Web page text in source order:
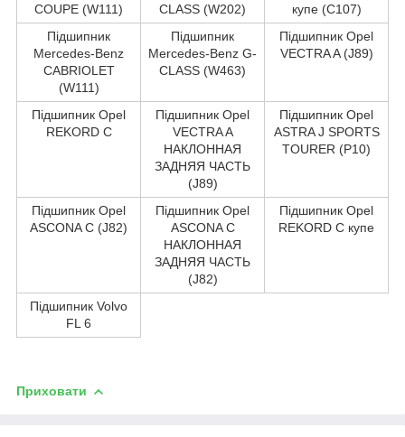
COUPE (W111)
CLASS (W202)
купе (C107)
Підшипник
Mercedes-Benz
CABRIOLET
(W111)
Підшипник
Mercedes-Benz G-
CLASS (W463)
Підшипник Opel
VECTRA A (J89)
Підшипник Opel
REKORD C
Підшипник Opel
VECTRA A
НАКЛОННАЯ
ЗАДНЯЯ ЧАСТЬ
(J89)
Підшипник Opel
ASTRA J SPORTS
TOURER (P10)
Підшипник Opel
ASCONA C (J82)
Підшипник Opel
ASCONA C
НАКЛОННАЯ
ЗАДНЯЯ ЧАСТЬ
(J82)
Підшипник Opel
REKORD C купе
Підшипник Volvo
FL 6
Приховати